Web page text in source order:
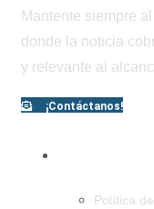
Mantente siempre
donde la noticia
y relevante al
¡Contáctanos!
Política